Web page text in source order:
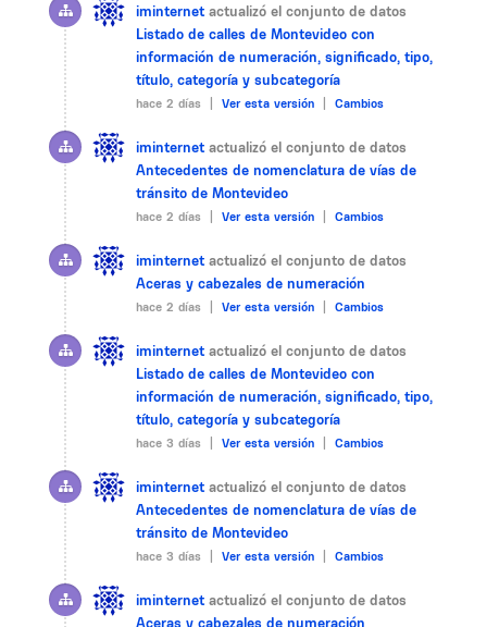
iminternet actualizó el conjunto de datos
Listado de calles de Montevideo con
información de numeración, significado, tipo,
título, categoría y subcategoría
hace 2 días | Ver esta versión Cambios
iminternet actualizó el conjunto de datos
Antecedentes de nomenclatura de vías de
tránsito de Montevideo
hace 2 días | Ver esta versión Cambios
iminternet actualizó el conjunto de datos
Aceras y cabezales de numeración
hace 2 días | Ver esta versión Cambios
iminternet actualizó el conjunto de datos
Listado de calles de Montevideo con
información de numeración, significado, tipo,
título, categoría y subcategoría
hace 3 días | Ver esta versión Cambios
iminternet actualizó el conjunto de datos
Antecedentes de nomenclatura de vías de
tránsito de Montevideo
hace 3 días | Ver esta versión Cambios
iminternet actualizó el conjunto de datos
Aceras y cabezales de numeración